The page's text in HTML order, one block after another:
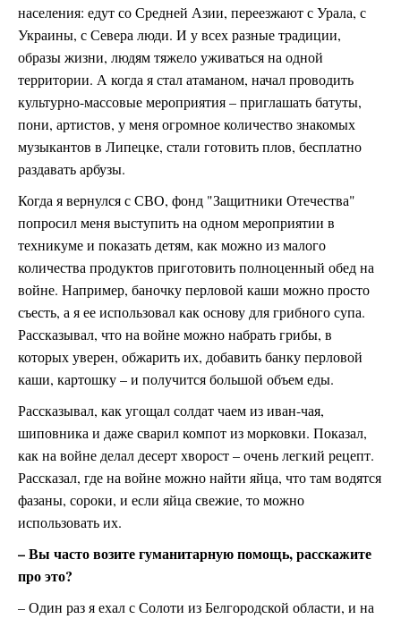
населения: едут со Средней Азии, переезжают с Урала, с
Украины, с Севера люди. И у всех разные традиции,
образы жизни, людям тяжело уживаться на одной
территории. А когда я стал атаманом, начал проводить
культурно-массовые мероприятия – приглашать батуты,
пони, артистов, у меня огромное количество знакомых
музыкантов в Липецке, стали готовить плов, бесплатно
раздавать арбузы.
Когда я вернулся с СВО, фонд "Защитники Отечества"
попросил меня выступить на одном мероприятии в
техникуме и показать детям, как можно из малого
количества продуктов приготовить полноценный обед на
войне. Например, баночку перловой каши можно просто
съесть, а я ее использовал как основу для грибного супа.
Рассказывал, что на войне можно набрать грибы, в
которых уверен, обжарить их, добавить банку перловой
каши, картошку – и получится большой объем еды.
Рассказывал, как угощал солдат чаем из иван-чая,
шиповника и даже сварил компот из морковки. Показал,
как на войне делал десерт хворост – очень легкий рецепт.
Рассказал, где на войне можно найти яйца, что там водятся
фазаны, сороки, и если яйца свежие, то можно
использовать их.
– Вы часто возите гуманитарную помощь, расскажите
про это?
– Один раз я ехал с Солоти из Белгородской области, и на